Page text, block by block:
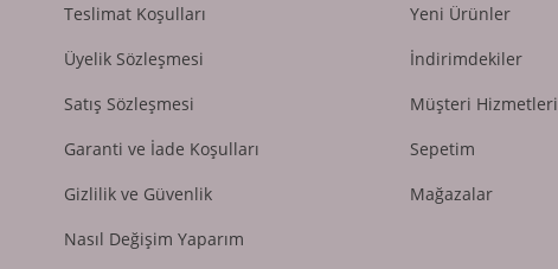
Teslimat Koşulları
Üyelik Sözleşmesi
Satış Sözleşmesi
Garanti ve İade Koşulları
Gizlilik ve Güvenlik
Nasıl Değişim Yaparım
Yeni Ürünler
İndirimdekiler
Müşteri Hizmetleri
Sepetim
Mağazalar